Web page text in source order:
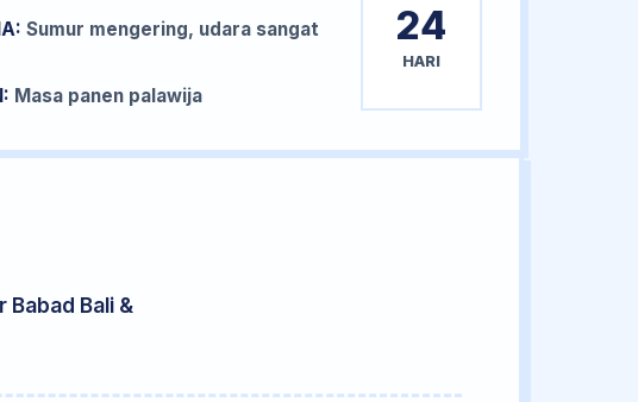
Sumur mengering, udara sangat
Masa panen palawija
24
HARI
Bali &